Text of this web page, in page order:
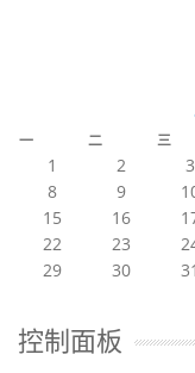
一 二 三
1 2 3
8
9
15
16
22
23
29
30 31
控制面板